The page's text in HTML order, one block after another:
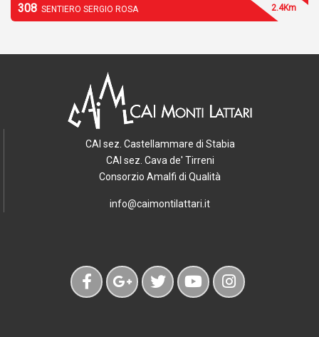
308 SENTIERO SERGIO ROSA 2.4Km
CAI sez. Castellammare di Stabia
CAI sez. Cava de' Tirreni
Consorzio Amalfi di Qualità
info@caimontilattari.it